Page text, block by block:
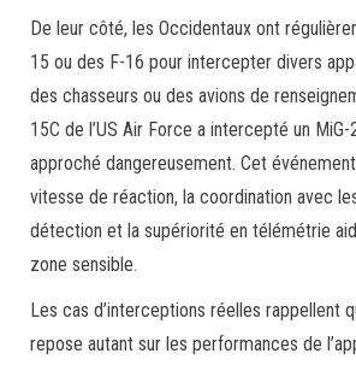
De leur côté, les Occidentaux ont
15 ou des F-16 pour intercepter divers
des chasseurs ou des avions de
15C de l’US Air Force a intercepté un
approché dangereusement. Cet
vitesse de réaction, la coordination avec
détection et la supériorité en télémétrie
zone sensible.
Les cas d’interceptions réelles rappellent
repose autant sur les performances de